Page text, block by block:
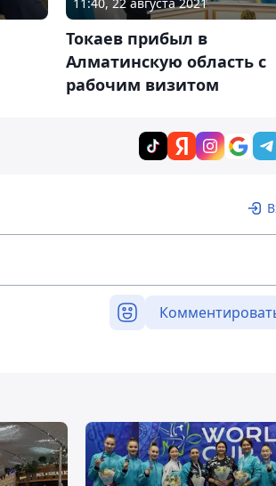
11:40, 22 августа 2021
Токаев прибыл в
Алматинскую область с
рабочим визитом